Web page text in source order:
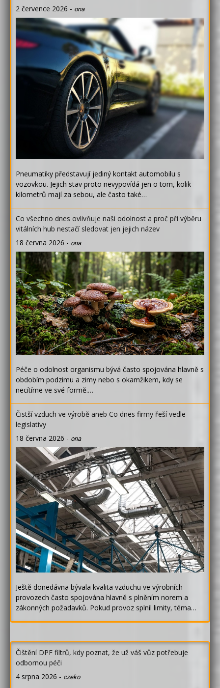
2 července 2026 - ona
Pneumatiky představují jediný kontakt automobilu s
vozovkou. Jejich stav proto nevypovídá jen o tom, kolik
kilometrů mají za sebou, ale často také…
Co všechno dnes ovlivňuje naši odolnost a proč při výběru
vitálních hub nestačí sledovat jen jejich název
18 června 2026 - ona
Péče o odolnost organismu bývá často spojována hlavně s
obdobím podzimu a zimy nebo s okamžikem, kdy se
necítíme ve své formě.…
Čistší vzduch ve výrobě aneb Co dnes firmy řeší vedle
legislativy
18 června 2026 - ona
Ještě donedávna bývala kvalita vzduchu ve výrobních
provozech často spojována hlavně s plněním norem a
zákonných požadavků. Pokud provoz splnil limity, téma…
Čištění DPF filtrů, kdy poznat, že už váš vůz potřebuje
odbornou péči
4 srpna 2026 - czeko